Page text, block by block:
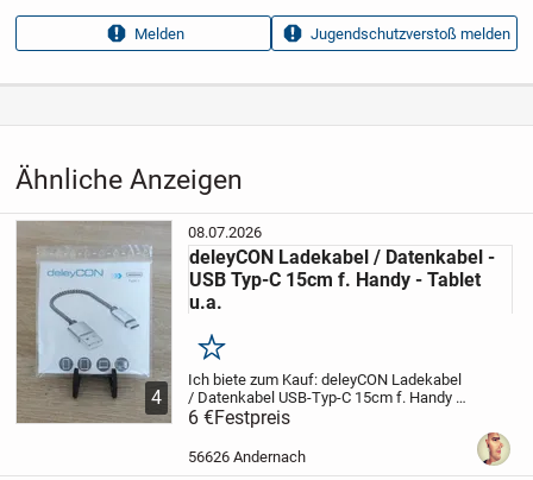
Ähnliche Anzeigen
4
08.07.2026
deleyCON Ladekabel / Datenkabel -
USB Typ-C 15cm f. Handy - Tablet
u.a.
Merken
Ich biete zum Kauf: deleyCON Ladekabel
/ Datenkabel USB-Typ-C 15cm f. Handy -
Tablet u.a.VERSAND möglich...!
Versand Details)
deleyCON USB 2.0 Hi-Speed Nylon...
6 €Festpreis
56626 Andernach
Anzeigen­datum
09.07.2026
Anzeigen­kennung
33b7be8a
Aufrufe dieser
35
Telekommunikation
& Handys
Melden Jugendschutzverstoß melden